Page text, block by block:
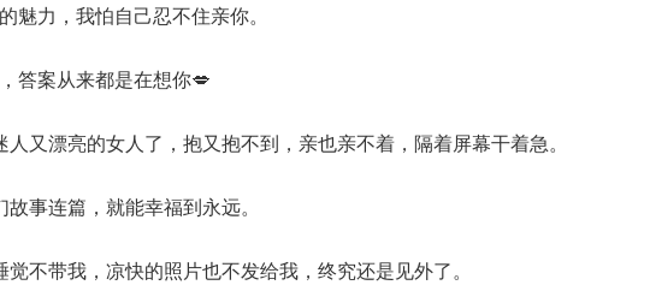
魅力，我怕自己忍不住亲你。
答案从来都是在想你💋
又漂亮的女人了，抱又抱不到，亲也亲不着，隔着屏幕干着急。
事连篇，就能幸福到永远。
不带我，凉快的照片也不发给我，终究还是见外了。